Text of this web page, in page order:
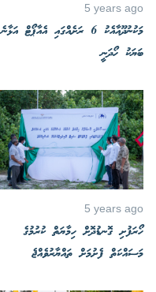
5 years ago
މަކުނުދޫއާއެކު 6 ރަށެއްގައި އެއާޕޯޓް އަޅާނެ
ބަޔަކު ހޯދަނީ
5 years ago
ހޯރަފުށި ގޮނޑުދޮށް ހިމާޔަތް ކުރުމުގެ
މަސައްކަތް ފެށުމަށް ތައްޔާރުވެއްޖެ